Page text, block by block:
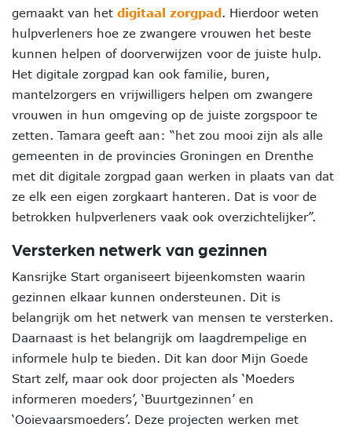
gemaakt van het digitaal zorgpad. Hierdoor weten
hulpverleners hoe ze zwangere vrouwen het beste
kunnen helpen of doorverwijzen voor de juiste hulp.
Het digitale zorgpad kan ook familie, buren,
mantelzorgers en vrijwilligers helpen om zwangere
vrouwen in hun omgeving op de juiste zorgspoor te
zetten. Tamara geeft aan: “het zou mooi zijn als alle
gemeenten in de provincies Groningen en Drenthe
met dit digitale zorgpad gaan werken in plaats van dat
ze elk een eigen zorgkaart hanteren. Dat is voor de
betrokken hulpverleners vaak ook overzichtelijker”.
Versterken netwerk van gezinnen
Kansrijke Start organiseert bijeenkomsten waarin
gezinnen elkaar kunnen ondersteunen. Dit is
belangrijk om het netwerk van mensen te versterken.
Daarnaast is het belangrijk om laagdrempelige en
informele hulp te bieden. Dit kan door Mijn Goede
Start zelf, maar ook door projecten als ‘Moeders
informeren moeders’, ‘Buurtgezinnen’ en
‘Ooievaarsmoeders’. Deze projecten werken met